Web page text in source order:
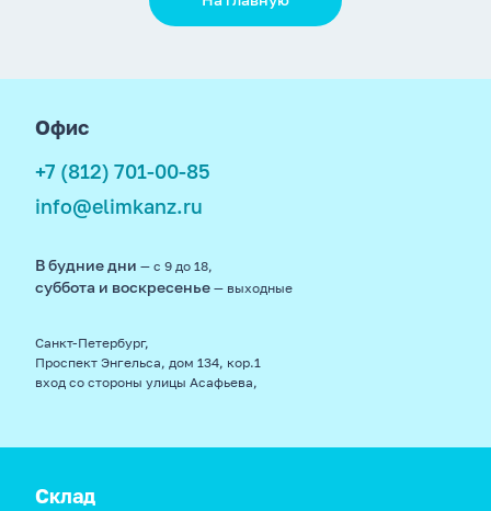
Офис
+7 (812) 701-00-85
info@elimkanz.ru
В будние дни — с 9 до 18,
суббота и воскресенье — выходные
Санкт-Петербург,
Проспект Энгельса, дом 134, кор.1
вход со стороны улицы Асафьева,
Склад